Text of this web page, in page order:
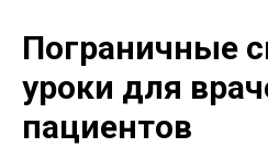
Пограничные
уроки для
пациентов